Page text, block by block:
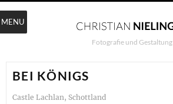
Fotografie und Gestaltung
BEI KÖNIGS
Castle Lachlan, Schottland
MENU